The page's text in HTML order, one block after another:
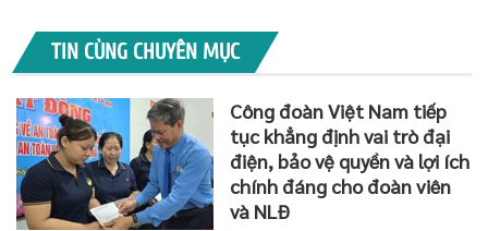
TIN CÙNG CHUYÊN MỤC
Công đoàn Việt Nam tiếp
tục khẳng định vai trò đại
điện, bảo vệ quyền và lợi ích
chính đáng cho đoàn viên
và NLĐ